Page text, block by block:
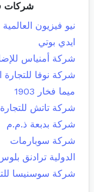
شركات
نيو فيزيون العالمية
ايدي بوتي
شركة أمنياس
شركة نوفا للتجارة
ميما فخار 1903
شركة تاتش للتجارة
شركة بدبعة ذ.م.م
شركة سوبارمات
الدولية ترادنق
شركة سوسنيسا